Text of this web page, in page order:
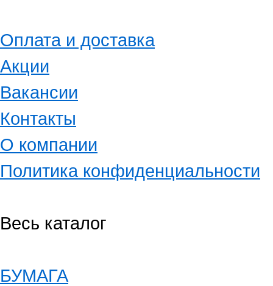
Оплата и доставка
Акции
Вакансии
Контакты
О компании
Политика конфиденциальности
Весь каталог
БУМАГА